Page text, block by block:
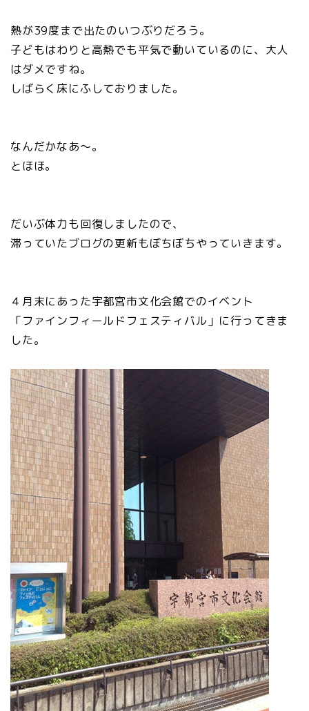
熱が39度まで出たのいつぶりだろう。
子どもはわりと高熱でも平気で動いているのに、大人
はダメですね。
しばらく床にふしておりました。
なんだかなあ～。
とほほ。
だいぶ体力も回復しましたので、
滞っていたブログの更新もぼちぼちやっていきます。
４月末にあった宇都宮市文化会館でのイベント
「ファインフィールドフェスティバル」に行ってきま
した。